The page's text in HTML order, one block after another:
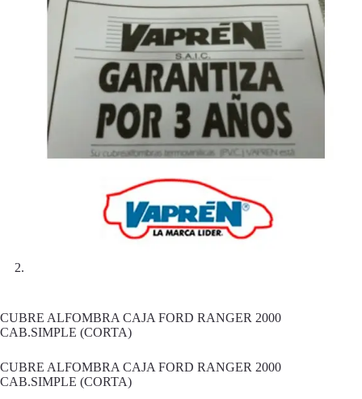
CUBRE ALFOMBRA CAJA FORD RANGER 2000
CAB.SIMPLE (CORTA)
CUBRE ALFOMBRA CAJA FORD RANGER 2000
CAB.SIMPLE (CORTA)